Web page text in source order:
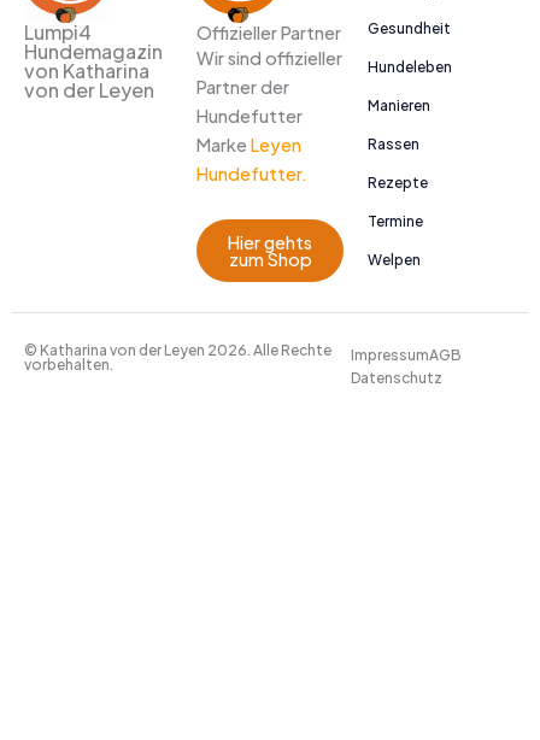
Lumpi4
Hundemagazin
von Katharina
von der Leyen
Offizieller Partner
Wir sind offizieller
Partner der
Hundefutter
Marke Leyen
Hundefutter.
Hier gehts
zum Shop
Gesundheit
Hundeleben
Manieren
Rassen
Rezepte
Termine
Welpen
© Katharina von der Leyen 2026. Alle Rechte
vorbehalten.
ImpressumAGB
Datenschutz